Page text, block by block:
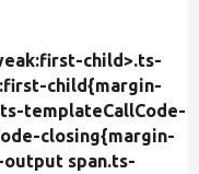
child>.ts-
child{margin-
templateCallCode-
closing{margin-
span.ts-